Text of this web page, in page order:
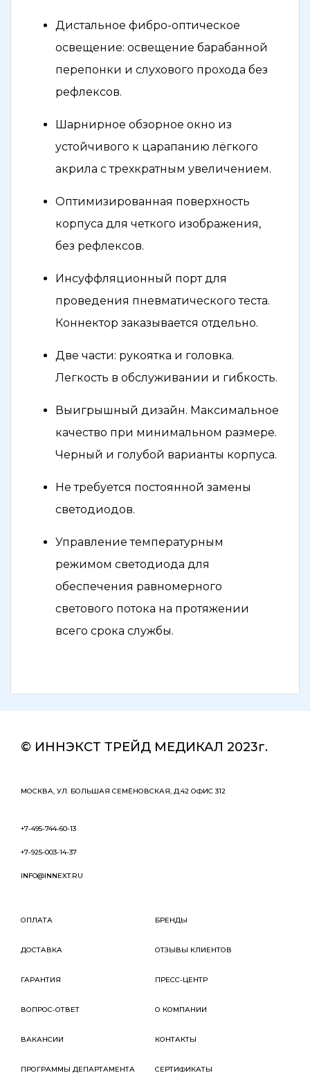
Дистальное фибро-оптическое
освещение: освещение барабанной
перепонки и слухового прохода без
рефлексов.
Шарнирное обзорное окно из
устойчивого к царапанию лёгкого
акрила с трехкратным увеличением.
Оптимизированная поверхность
корпуса для четкого изображения,
без рефлексов.
Инсуффляционный порт для
проведения пневматического теста.
Коннектор заказывается отдельно.
Две части: рукоятка и головка.
Легкость в обслуживании и гибкость.
Выигрышный дизайн. Максимальное
качество при минимальном размере.
Черный и голубой варианты корпуса.
Не требуется постоянной замены
светодиодов.
Управление температурным
режимом светодиода для
обеспечения равномерного
светового потока на протяжении
всего срока службы.
© ИННЭКСТ ТРЕЙД МЕДИКАЛ 2023г.
МОСКВА, УЛ. БОЛЬШАЯ СЕМЁНОВСКАЯ, Д.42 ОФИС 312
+7-495-744-60-13
+7-925-003-14-37
INFO@INNEXT.RU
ОПЛАТА
ДОСТАВКА
ГАРАНТИЯ
БРЕНДЫ
ОТЗЫВЫ КЛИЕНТОВ
ПРЕСС-ЦЕНТР
ВОПРОС-ОТВЕТ
ВАКАНСИИ
ПРОГРАММЫ ДЕПАРТАМЕНТА
О КОМПАНИИ
КОНТАКТЫ
СЕРТИФИКАТЫ